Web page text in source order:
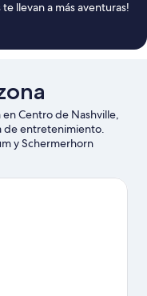
llevan a más aventuras!
Centro de Nashville,
de entretenimiento.
y Schermerhorn
destacados, y los
partido? Échale un